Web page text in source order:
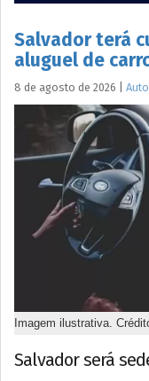
Salvador terá
aluguel de
8 de agosto de 2026
Imagem ilustrativa.
Salvador será